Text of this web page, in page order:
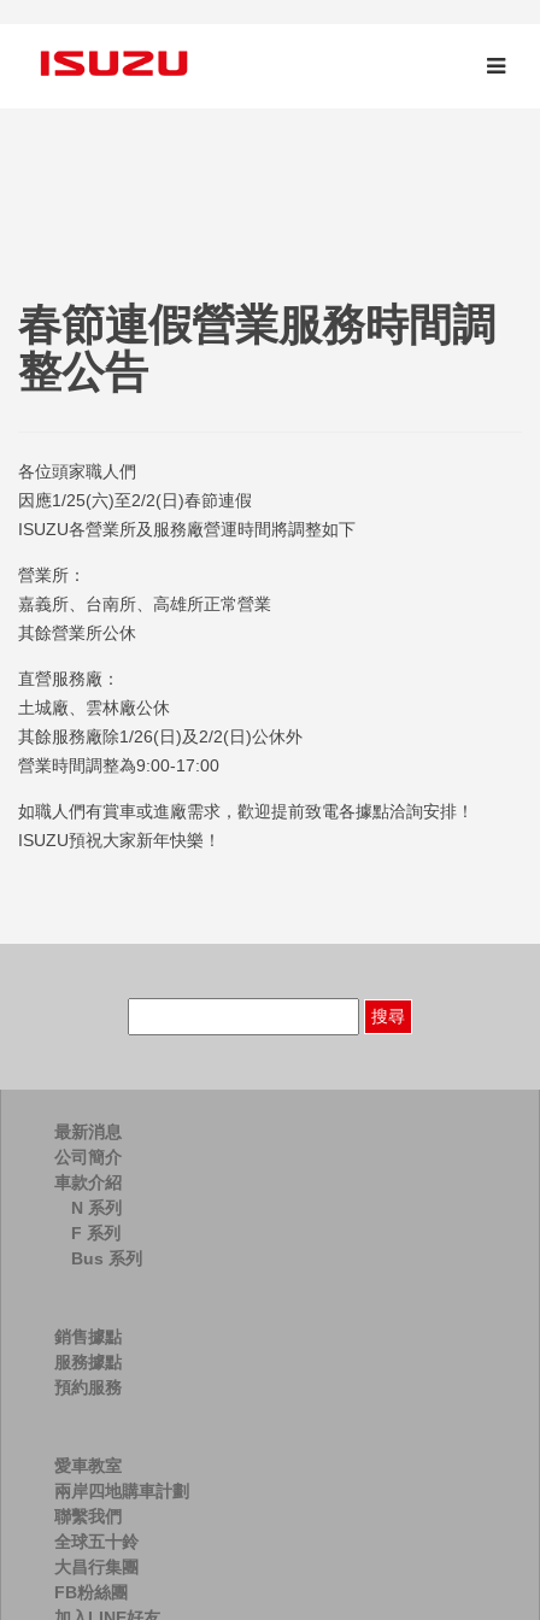
春節連假營業服務時間調
整公告
各位頭家職人們
因應1/25(六)至2/2(日)春節連假
ISUZU各營業所及服務廠營運時間將調整如下
營業所：
嘉義所、台南所、高雄所正常營業
其餘營業所公休
直營服務廠：
土城廠、雲林廠公休
其餘服務廠除1/26(日)及2/2(日)公休外
營業時間調整為9:00-17:00
如職人們有賞車或進廠需求，歡迎提前致電各據點洽詢安排！
ISUZU預祝大家新年快樂！
搜
關
最新消息
公司簡介
車款介紹
N 系列
F 系列
Bus 系列
銷售據點
服務據點
預約服務
愛車教室
兩岸四地購車計劃
聯繫我們
全球五十鈴
大昌行集團
FB粉絲團